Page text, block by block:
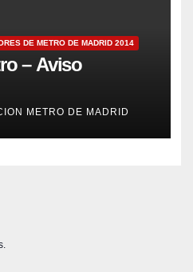
DE METRO DE MADRID 2014
– Aviso
METRO DE MADRID